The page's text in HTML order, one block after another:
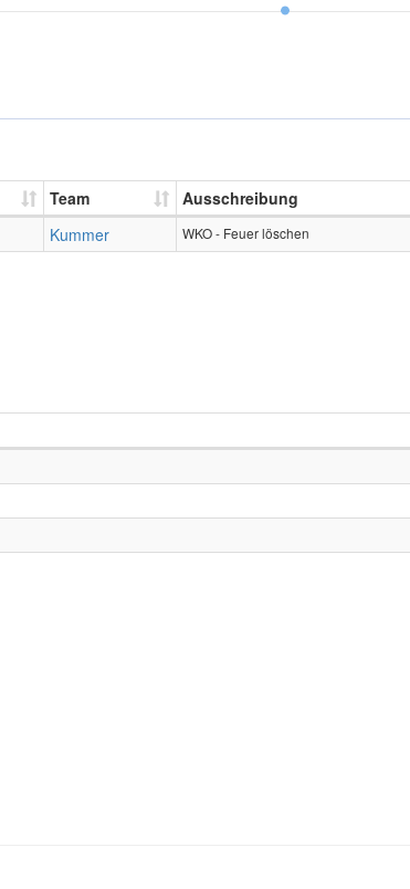
Team Ausschreibung
Kummer WKO - Feuer löschen